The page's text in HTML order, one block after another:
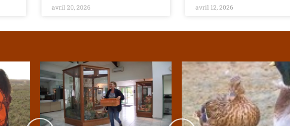
avril 20, 2026 avril 12, 2026